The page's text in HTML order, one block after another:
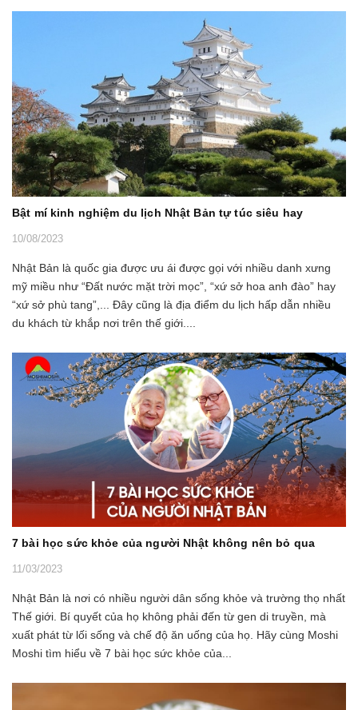
Bật mí kinh nghiệm du lịch Nhật Bản tự túc siêu hay
10/08/2023
Nhật Bản là quốc gia được ưu ái được gọi với nhiều danh xưng
mỹ miều như “Đất nước mặt trời mọc”, “xứ sở hoa anh đào” hay
“xứ sở phù tang”,... Đây cũng là địa điểm du lịch hấp dẫn nhiều
du khách từ khắp nơi trên thế giới....
7 bài học sức khỏe của người Nhật không nên bỏ qua
11/03/2023
Nhật Bản là nơi có nhiều người dân sống khỏe và trường thọ nhất
Thế giới. Bí quyết của họ không phải đến từ gen di truyền, mà
xuất phát từ lối sống và chế độ ăn uống của họ. Hãy cùng Moshi
Moshi tìm hiểu về 7 bài học sức khỏe của...